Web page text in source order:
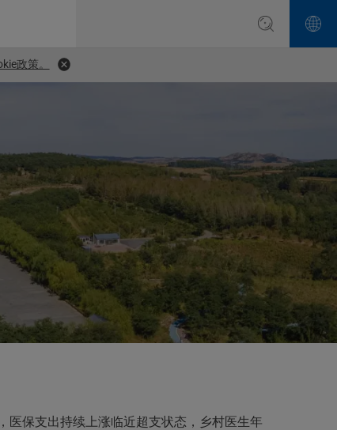
政策。
医保支出持续上涨临近超支状态，乡村医生年